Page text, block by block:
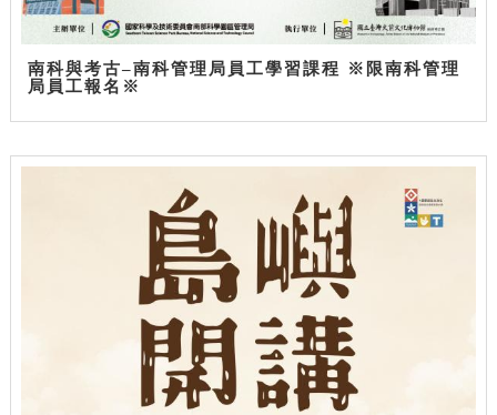
南科與考古–南科管理局員工學習課程 ※限南科管理
局員工報名※